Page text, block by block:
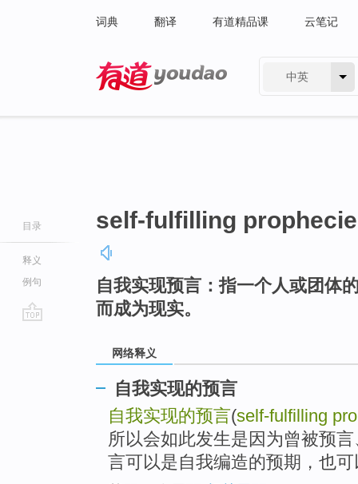
词典 翻译 有道精品课 云笔记
中英
目录
释义
例句
self-fulfilling
自我实现预言：指一个人或团体
而成为现实。
网络释义
自我实现的预言
自我实现的预言(self-fulfilling
所以会如此发生是因为曾被预
言可以是自我编造的预期，也